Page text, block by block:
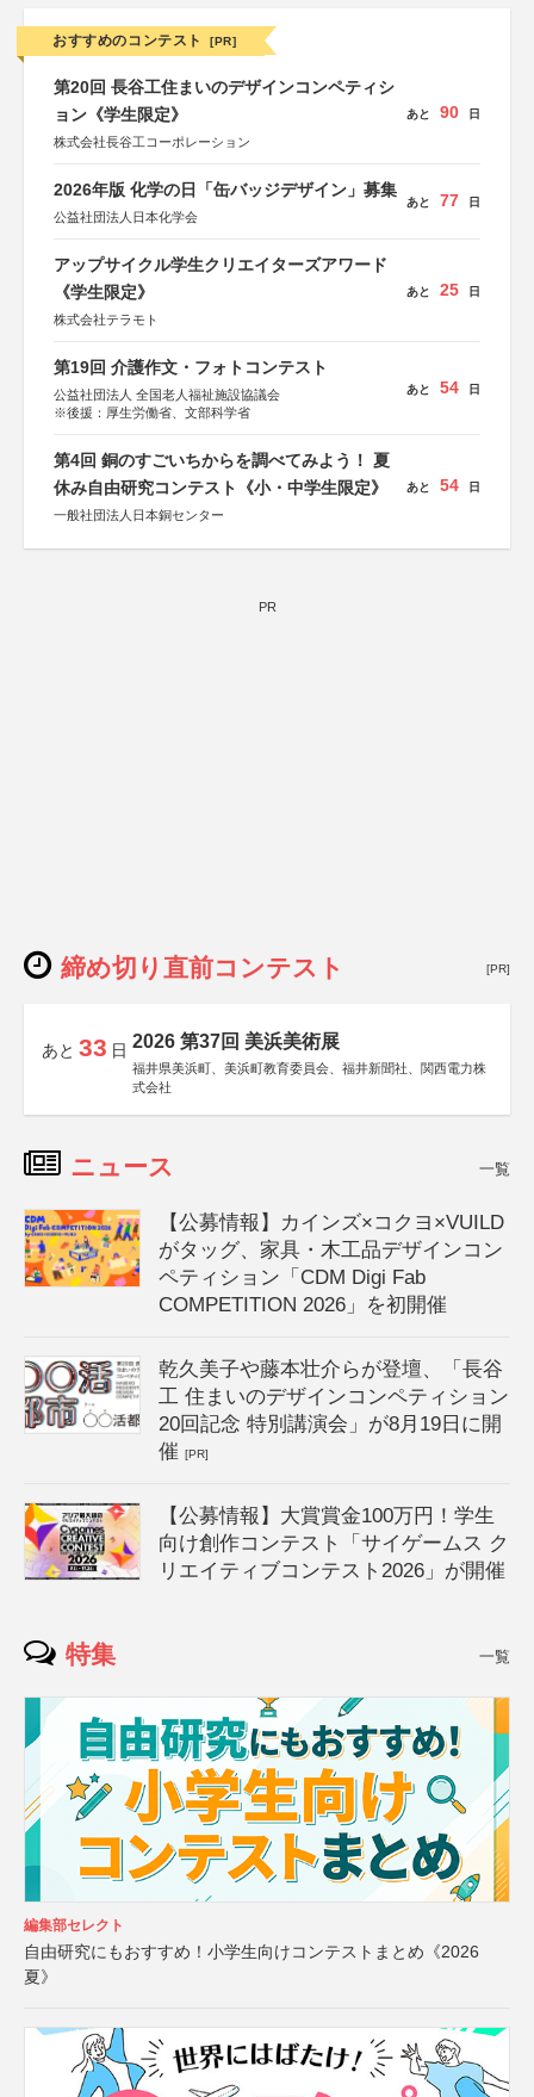
おすすめのコンテスト [PR]
第20回 長谷工住まいのデザインコンペティシ
ョン《学生限定》
株式会社長谷工コーポレーション
あと 90 日
2026年版 化学の日「缶バッジデザイン」募集
公益社団法人日本化学会
あと 77 日
アップサイクル学生クリエイターズアワード
《学生限定》
株式会社テラモト
あと 25 日
第19回 介護作文・フォトコンテスト
公益社団法人 全国老人福祉施設協議会
※後援：厚生労働省、文部科学省
あと 54 日
第4回 銅のすごいちからを調べてみよう！ 夏
休み自由研究コンテスト《小・中学生限定》
一般社団法人日本銅センター
あと 54 日
PR
締め切り直前コンテスト [PR]
あと 33 日 2026 第37回 美浜美術展
福井県美浜町、美浜町教育委員会、福井新聞社、関西電力株
式会社
ニュース 一覧
【公募情報】カインズ×コクヨ×VUILD
がタッグ、家具・木工品デザインコン
ペティション「CDM Digi Fab
COMPETITION 2026」を初開催
乾久美子や藤本壮介らが登壇、「長谷
工 住まいのデザインコンペティション
20回記念 特別講演会」が8月19日に開
催[PR]
【公募情報】大賞賞金100万円！学生
向け創作コンテスト「サイゲームス ク
リエイティブコンテスト2026」が開催
特集 一覧
編集部セレクト
自由研究にもおすすめ！小学生向けコンテストまとめ《2026
夏》